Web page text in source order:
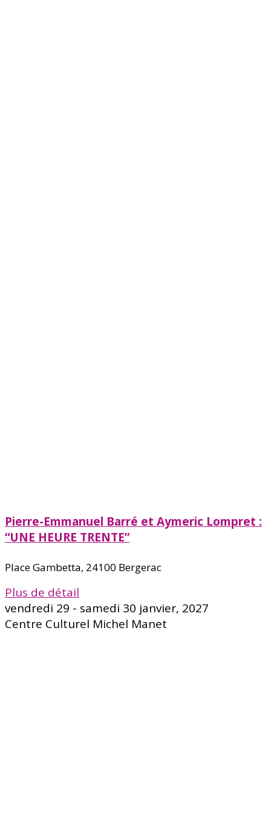
Pierre-Emmanuel Barré et Aymeric Lompret :
“UNE HEURE TRENTE”
Place Gambetta, 24100 Bergerac
Plus de détail
vendredi 29 - samedi 30 janvier, 2027
Centre Culturel Michel Manet